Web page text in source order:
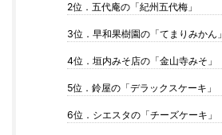
2位．五代庵の「紀州五代梅」
3位．早和果樹園の「てまりみかん」
4位．垣内みそ店の「金山寺みそ」
5位．鈴屋の「デラックスケーキ」
6位．シエスタの「チーズケーキ」